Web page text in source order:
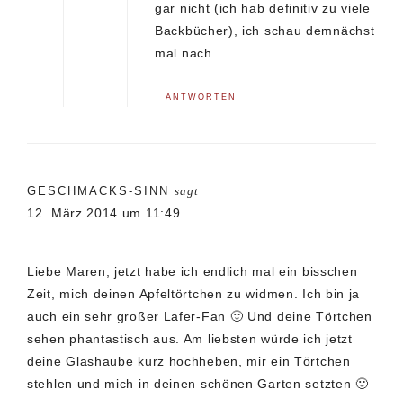
gar nicht (ich hab definitiv zu viele
Backbücher), ich schau demnächst
mal nach…
ANTWORTEN
GESCHMACKS-SINN sagt
12. März 2014 um 11:49
Liebe Maren, jetzt habe ich endlich mal ein bisschen
Zeit, mich deinen Apfeltörtchen zu widmen. Ich bin ja
auch ein sehr großer Lafer-Fan 🙂 Und deine Törtchen
sehen phantastisch aus. Am liebsten würde ich jetzt
deine Glashaube kurz hochheben, mir ein Törtchen
stehlen und mich in deinen schönen Garten setzten 🙂